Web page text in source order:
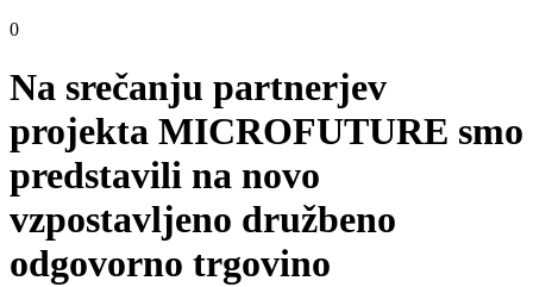
0
Na srečanju partnerjev
projekta MICROFUTURE smo
predstavili na novo
vzpostavljeno družbeno
odgovorno trgovino